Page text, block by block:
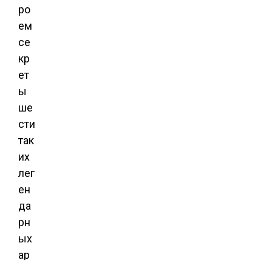
ро
ем
се
кр
ет
ы
ше
сти
так
их
лег
ен
да
рн
ых
ар